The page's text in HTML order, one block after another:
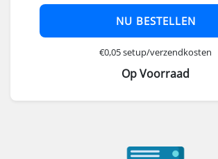
NU BESTELLEN
€0,05 setup/verzendkosten
Op Voorraad